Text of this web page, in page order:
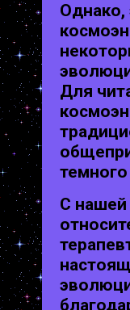
Однако,
Для
С нашей